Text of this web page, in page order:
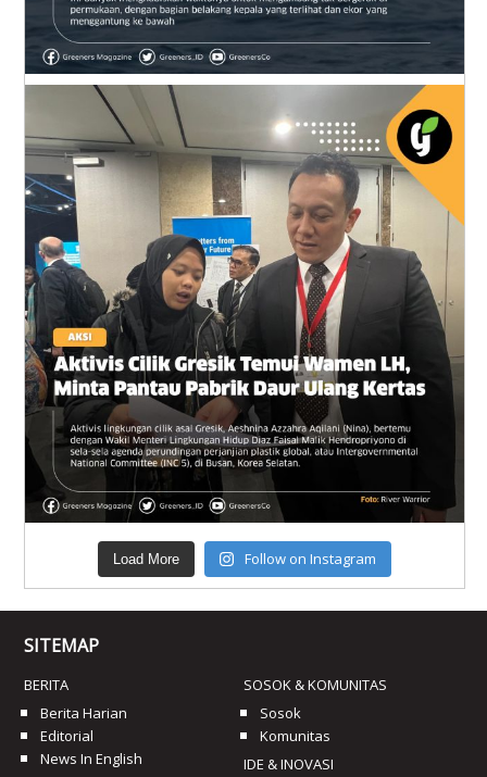
Load More Follow on Instagram
SITEMAP
BERITA
Berita Harian
Editorial
News In English
SOSOK & KOMUNITAS
Sosok
Komunitas
IDE & INOVASI